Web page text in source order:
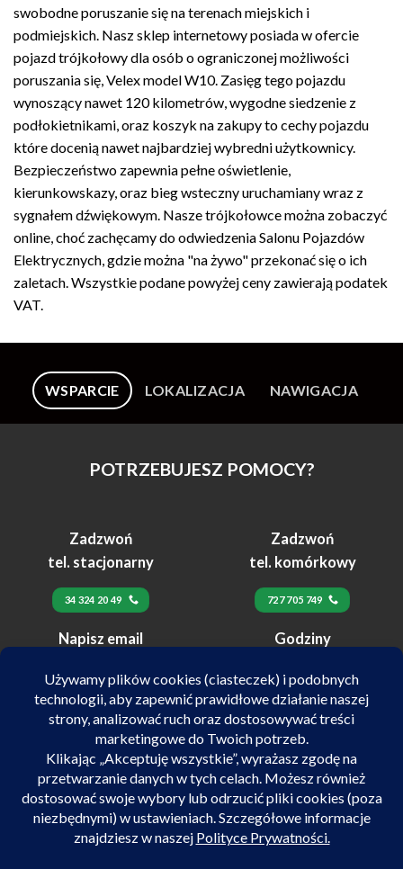
swobodne poruszanie się na terenach miejskich i
podmiejskich. Nasz sklep internetowy posiada w ofercie
pojazd trójkołowy dla osób o ograniczonej możliwości
poruszania się, Velex model W10. Zasięg tego pojazdu
wynoszący nawet 120 kilometrów, wygodne siedzenie z
podłokietnikami, oraz koszyk na zakupy to cechy pojazdu
które docenią nawet najbardziej wybredni użytkownicy.
Bezpieczeństwo zapewnia pełne oświetlenie,
kierunkowskazy, oraz bieg wsteczny uruchamiany wraz z
sygnałem dźwiękowym. Nasze trójkołowce można zobaczyć
online, choć zachęcamy do odwiedzenia Salonu Pojazdów
Elektrycznych, gdzie można "na żywo" przekonać się o ich
zaletach. Wszystkie podane powyżej ceny zawierają podatek
VAT.
WSPARCIE LOKALIZACJA NAWIGACJA
POTRZEBUJESZ POMOCY?
Zadzwoń
tel. stacjonarny
34 324 20 49
Zadzwoń
tel. komórkowy
727 705 749
Napisz email
biuro@velex.pl
Godziny
pn-pt 10:00-17:00
SALON POJAZDÓW ELEKTRYCZNYCH VELEX
ul. Kilińskiego 72/74 42-218 Częstochowa